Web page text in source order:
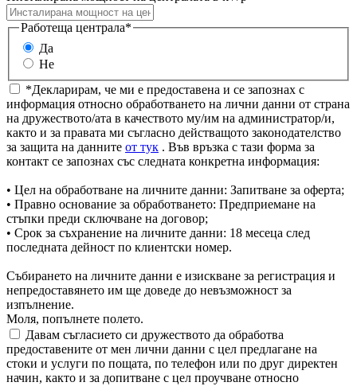
Работеща централа*
Да
Не
*Декларирам, че ми е предоставена и се запознах с
информация относно обработването на лични данни от страна
на дружеството/ата в качеството му/им на администратор/и,
както и за правата ми съгласно действащото законодателство
за защита на данните от тук . Във връзка с тази форма за
контакт се запознах със следната конкретна информация:
• Цел на обработване на личните данни: Запитване за оферта;
• Правно основание за обработването: Предприемане на
стъпки преди сключване на договор;
• Срок за съхранение на личните данни: 18 месеца след
последната дейност по клиентски номер.
Събирането на личните данни е изискване за регистрация и
непредоставянето им ще доведе до невъзможност за
изпълнение.
Моля, попълнете полето.
Давам съгласието си дружеството да обработва
предоставените от мен лични данни с цел предлагане на
стоки и услуги по пощата, по телефон или по друг директен
начин, както и за допитване с цел проучване относно